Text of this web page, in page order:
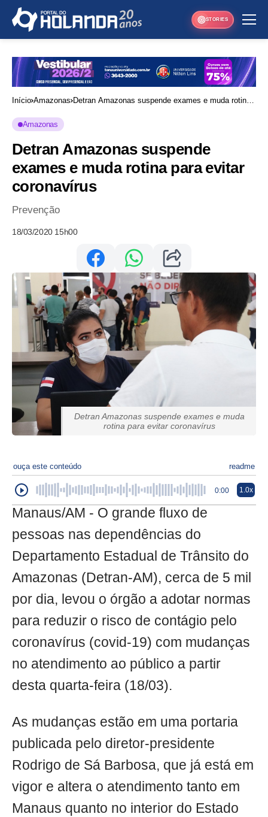
STORIES
Início Amazonas Detran Amazonas suspende exames e muda rotina
Amazonas
Detran Amazonas suspende
exames e muda rotina para evitar
coronavírus
Prevenção
18/03/2020 15h00
Detran Amazonas suspende exames e muda
rotina para evitar coronavírus
ouça este conteúdo readme
0:00 1.0x
Manaus/AM - O grande fluxo de
pessoas nas dependências do
Departamento Estadual de Trânsito do
Amazonas (Detran-AM), cerca de 5 mil
por dia, levou o órgão a adotar normas
para reduzir o risco de contágio pelo
coronavírus (covid-19) com mudanças
no atendimento ao público a partir
desta quarta-feira (18/03).
As mudanças estão em uma portaria
publicada pelo diretor-presidente
Rodrigo de Sá Barbosa, que já está em
vigor e altera o atendimento tanto em
Manaus quanto no interior do Estado